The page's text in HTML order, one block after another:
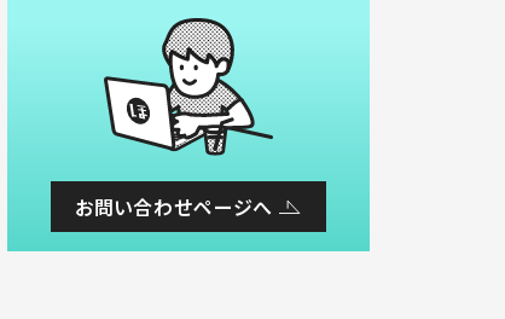
お問い合わせページへ